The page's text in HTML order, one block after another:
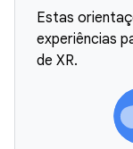
Estas
experiências
de XR.